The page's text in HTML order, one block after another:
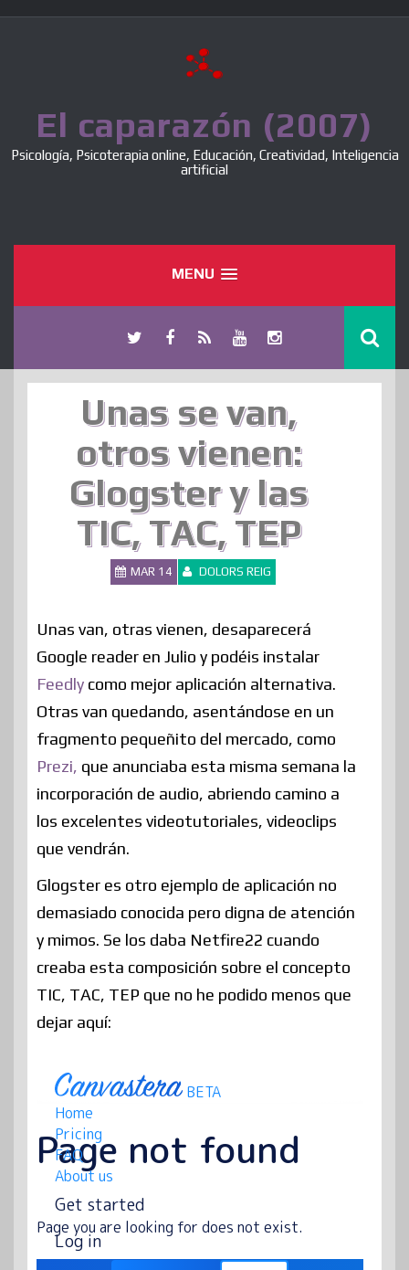
El caparazón (2007)
Psicología, Psicoterapia online, Educación, Creatividad, Inteligencia
artificial
MENU
Unas se van,
otros vienen:
Glogster y las
TIC, TAC, TEP
MAR 14 DOLORS REIG
Unas van, otras vienen, desaparecerá
Google reader en Julio y podéis instalar
Feedly como mejor aplicación alternativa.
Otras van quedando, asentándose en un
fragmento pequeñito del mercado, como
Prezi, que anunciaba esta misma semana la
incorporación de audio, abriendo camino a
los excelentes videotutoriales, videoclips
que vendrán.
Glogster es otro ejemplo de aplicación no
demasiado conocida pero digna de atención
y mimos. Se los daba Netfire22 cuando
creaba esta composición sobre el concepto
TIC, TAC, TEP que no he podido menos que
dejar aquí: